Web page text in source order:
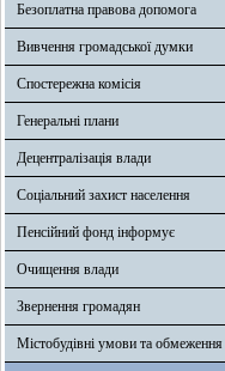
Безоплатна правова допомога
Вивчення громадської думки
Спостережна комісія
Генеральні плани
Децентралізація влади
Соціальний захист населення
Пенсійний фонд інформує
Очищення влади
Звернення громадян
Містобудівні умови та обмеження